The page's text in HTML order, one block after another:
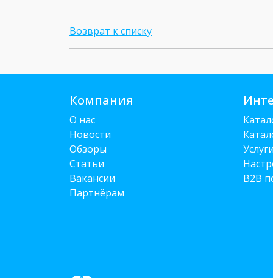
Возврат к списку
Компания
О нас
Новости
Обзоры
Статьи
Вакансии
Партнёрам
B2B